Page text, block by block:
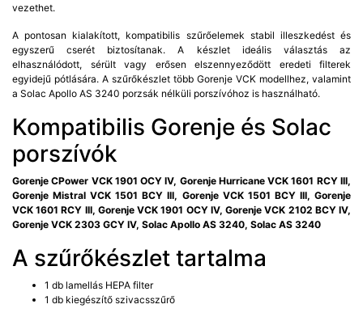
vezethet.
A pontosan kialakított, kompatibilis szűrőelemek stabil illeszkedést és
egyszerű cserét biztosítanak. A készlet ideális választás az
elhasználódott, sérült vagy erősen elszennyeződött eredeti filterek
egyidejű pótlására. A szűrőkészlet több Gorenje VCK modellhez, valamint
a Solac Apollo AS 3240 porzsák nélküli porszívóhoz is használható.
Kompatibilis Gorenje és Solac
porszívók
Gorenje CPower VCK 1901 OCY IV, Gorenje Hurricane VCK 1601 RCY III,
Gorenje Mistral VCK 1501 BCY III, Gorenje VCK 1501 BCY III, Gorenje
VCK 1601 RCY III, Gorenje VCK 1901 OCY IV, Gorenje VCK 2102 BCY IV,
Gorenje VCK 2303 GCY IV, Solac Apollo AS 3240, Solac AS 3240
A szűrőkészlet tartalma
1 db lamellás HEPA filter
1 db kiegészítő szivacsszűrő